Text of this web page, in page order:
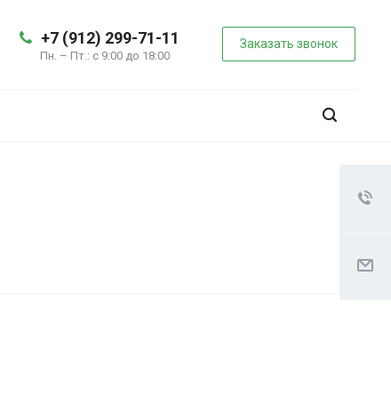
+7 (912) 299-71-11
Пн. – Пт.: с 9:00 до 18:00
Заказать звонок